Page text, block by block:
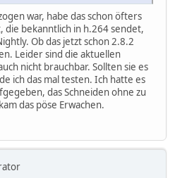
war, habe das schon öfters
die bekanntlich in h.264 sendet,
Ob das jetzt schon 2.8.2
Leider sind die aktuellen
nicht brauchbar. Sollten sie es
ich das mal testen. Ich hatte es
das Schneiden ohne zu
das pöse Erwachen.